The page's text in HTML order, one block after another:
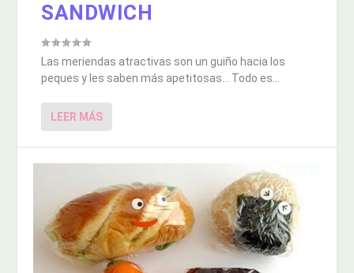
SANDWICH
Las meriendas atractivas son un guiño hacia los
peques y les saben más apetitosas… Todo es...
LEER MÁS